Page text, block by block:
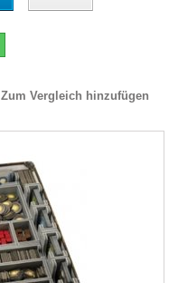
Zum Vergleich hinzufügen